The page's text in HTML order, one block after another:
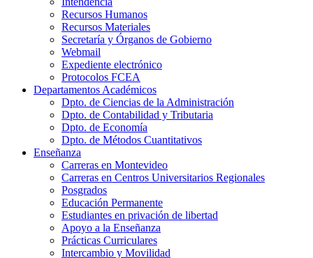
Recursos Humanos
Recursos Materiales
Secretaría y Órganos de Gobierno
Webmail
Expediente electrónico
Protocolos FCEA
Departamentos Académicos
Dpto. de Ciencias de la Administración
Dpto. de Contabilidad y Tributaria
Dpto. de Economía
Dpto. de Métodos Cuantitativos
Enseñanza
Carreras en Montevideo
Carreras en Centros Universitarios Regionales
Posgrados
Educación Permanente
Estudiantes en privación de libertad
Apoyo a la Enseñanza
Prácticas Curriculares
Intercambio y Movilidad